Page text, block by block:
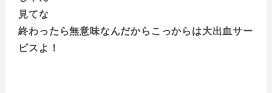
見てな
終わったら無意味なんだからこっからは大出血サー
ビスよ！